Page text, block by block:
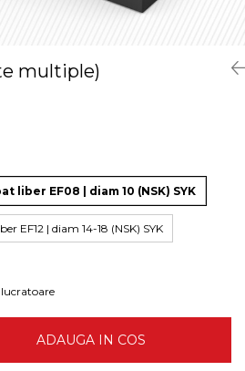
multiple)
liber EF08 | diam 10 (NSK) SYK
EF12 | diam 14-18 (NSK) SYK
ADAUGA IN COS